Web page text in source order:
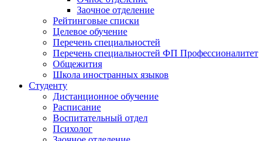
Заочное отделение
Рейтинговые списки
Целевое обучение
Перечень специальностей
Перечень специальностей ФП Профессионалитет
Общежития
Школа иностранных языков
Студенту
Дистанционное обучение
Расписание
Воспитательный отдел
Психолог